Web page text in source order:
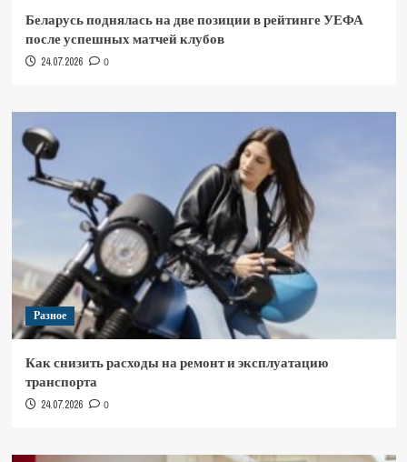
Беларусь поднялась на две позиции в рейтинге УЕФА
после успешных матчей клубов
24.07.2026 0
Разное
Как снизить расходы на ремонт и эксплуатацию
транспорта
24.07.2026 0